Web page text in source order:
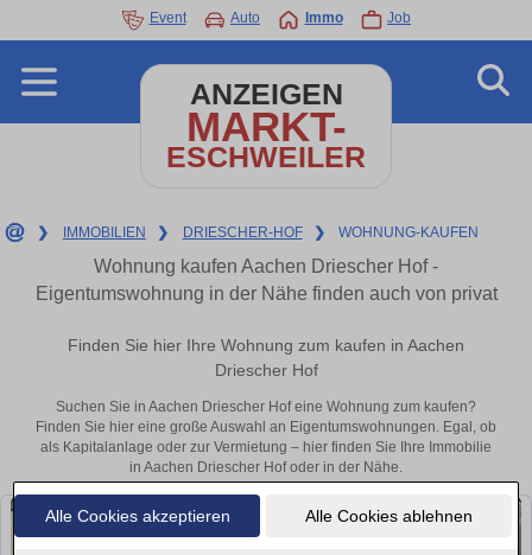
Alle Cookies akzeptieren Alle Cookies ablehnen
Event Auto Immo Job
ANZEIGEN
MARKT-
ESCHWEILER
❯ IMMOBILIEN ❯ DRIESCHER-HOF ❯ WOHNUNG-KAUFEN
Wohnung kaufen Aachen Driescher Hof -
Eigentumswohnung in der Nähe finden auch von privat
Finden Sie hier Ihre Wohnung zum kaufen in Aachen
Driescher Hof
Suchen Sie in Aachen Driescher Hof eine Wohnung zum kaufen?
Finden Sie hier eine große Auswahl an Eigentumswohnungen. Egal, ob
als Kapitalanlage oder zur Vermietung – hier finden Sie Ihre Immobilie
in Aachen Driescher Hof oder in der Nähe.